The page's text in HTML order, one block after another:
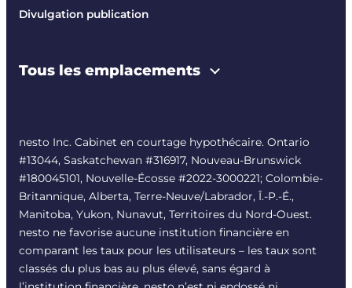
Divulgation publication
Tous les emplacements
nesto Inc. Cabinet en courtage hypothécaire. Ontario
#13044, Saskatchewan #316917, Nouveau-Brunswick
#180045101, Nouvelle-Écosse #2022-3000221; Colombie-
Britannique, Alberta, Terre-Neuve/Labrador, Î.-P.-É.,
Manitoba, Yukon, Nunavut, Territoires du Nord-Ouest.
nesto ne favorise aucune institution financière en
comparant les taux pour les utilisateurs – les taux sont
classés du plus bas au plus élevé, sans égard à